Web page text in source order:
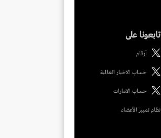
تابعونا على
أرقام
حساب الاخبار العالمية
حساب الامارات
نظام تمييز الأعضاء